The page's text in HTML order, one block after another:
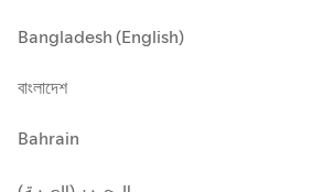
Bangladesh (English)
বাংলাদেশ
Bahrain